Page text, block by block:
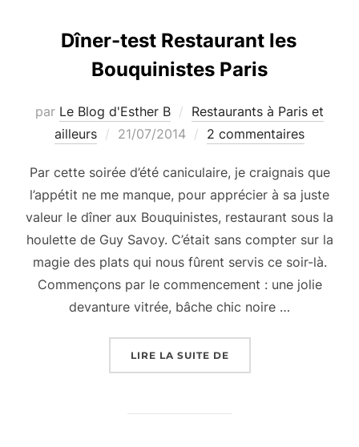
Dîner-test Restaurant les
Bouquinistes Paris
par Le Blog d'Esther B
Restaurants à Paris et
ailleurs
Publié
21/07/2014 2 commentaires
Par cette soirée d’été caniculaire, je craignais que
l’appétit ne me manque, pour apprécier à sa juste
valeur le dîner aux Bouquinistes, restaurant sous la
houlette de Guy Savoy. C’était sans compter sur la
magie des plats qui nous fûrent servis ce soir-là.
Commençons par le commencement : une jolie
devanture vitrée, bâche chic noire …
LIRE LA SUITE DE« DÎNER-TEST